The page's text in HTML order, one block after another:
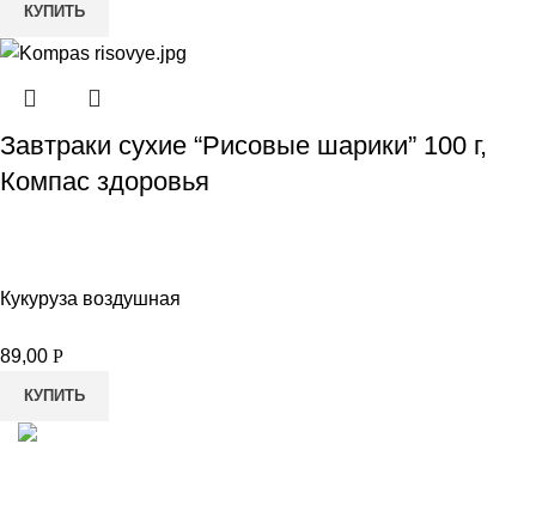
КУПИТЬ
Завтраки сухие “Рисовые шарики” 100 г,
Компас здоровья
Кукуруза воздушная
89,00 Р
КУПИТЬ